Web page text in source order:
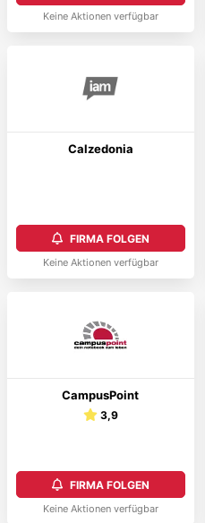
Keine Aktionen verfügbar
Calzedonia
FIRMA FOLGEN
Keine Aktionen verfügbar
CampusPoint
3,9
FIRMA FOLGEN
Keine Aktionen verfügbar